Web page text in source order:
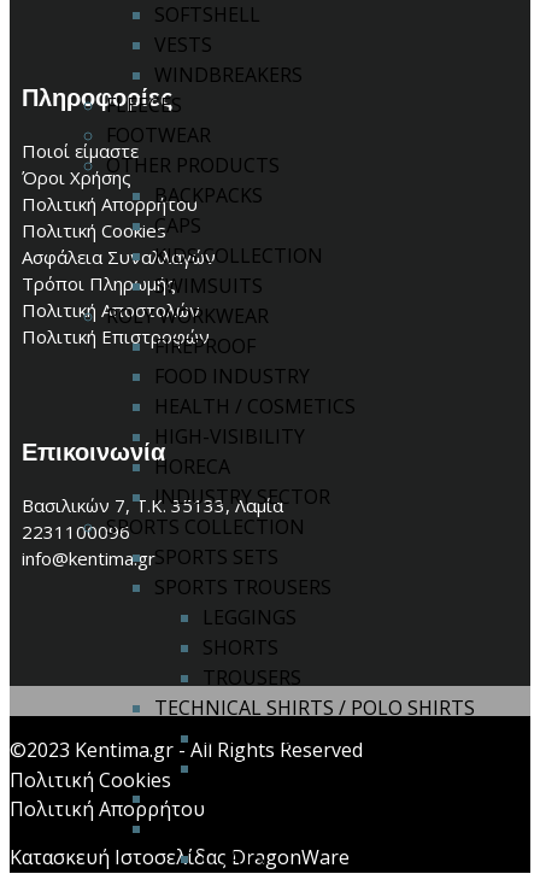
SOFTSHELL
VESTS
WINDBREAKERS
FLEECES
FOOTWEAR
OTHER PRODUCTS
BACKPACKS
CAPS
KIDS COLLECTION
SWIMSUITS
ROLY WORKWEAR
FIREPROOF
FOOD INDUSTRY
HEALTH / COSMETICS
HIGH-VISIBILITY
HORECA
INDUSTRY SECTOR
SPORTS COLLECTION
SPORTS SETS
SPORTS TROUSERS
LEGGINGS
SHORTS
TROUSERS
TECHNICAL SHIRTS / POLO SHIRTS
SPORT POLO
SPORT T-SHIRT
TRACKSUITS
WINTER SPORT
COATS
Πληροφορίες
Ποιοί είμαστε
Όροι Χρήσης
Πολιτική Απορρήτου
Πολιτική Cookies
Ασφάλεια Συναλλαγών
Τρόποι Πληρωμής
Πολιτική Αποστολών
Πολιτική Επιστροφών
Επικοινωνία
Βασιλικών 7, Τ.Κ. 35133, Λαμία
2231100096
info@kentima.gr
©2023 Kentima.gr - All Rights Reserved
Πολιτική Cookies
Πολιτική Απορρήτου
Κατασκευή Ιστοσελίδας DragonWare